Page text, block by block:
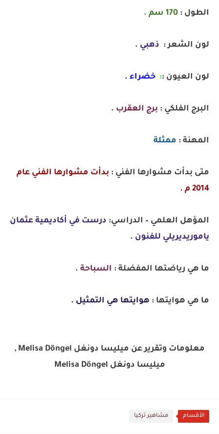
الطول : 170 سم .
لون الشعر : ذهبي .
لون العيون :: خضراء .
البرج الفلكي : برج العقرب .
المهنة : ممثلة
متى بدأت مشوارها الفني : بدأت مشوارها الفني عام
2014 م .
المؤهل العلمي – الدراسي: درست في أكاديمية عثمان
ياموريديريلي للفنون .
ما هي رياضتها المفضلة : السباحة .
ما هي هوايتها : هوايتها هي التمثيل .
معلومات وتقرير عن ميليسا دونغل Melisa Döngel ,
ميليسا دونغل Melisa Döngel
الأقسام مشاهير تركيا